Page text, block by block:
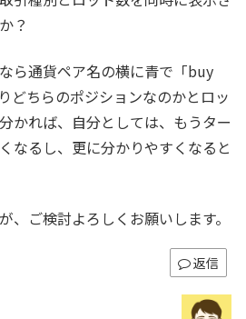
？
ら通貨ペア名の横に青で「buy
どちらのポジションなのかとロッ
かれば、自分としては、もうター
なるし、更に分かりやすくなると
、ご検討よろしくお願いします。
返信